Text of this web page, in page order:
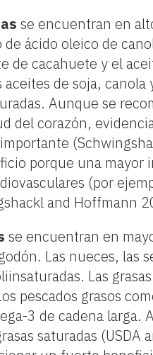
se encuentran en
ácido oleico de
de cacahuete y el
de soja,
Aunque se
del corazón,
porque una mayor
(por
and Hoffmann
se encuentran en
Las nueces, las
Las
pescados grasos
3 de cadena larga.
saturadas (USDA